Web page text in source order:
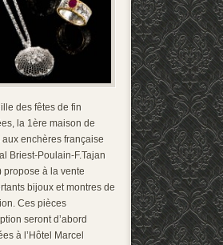
des fêtes de fin
la 1ère maison de
aux enchères française
Briest-Poulain-F.Tajan
propose à la vente
bijoux et montres de
Ces pièces
seront d’abord
à l’Hôtel Marcel